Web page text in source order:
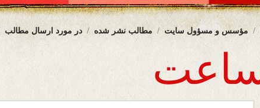
در مورد ارسال مطالب مطالب نشر شده مؤسس و مسؤول سایت